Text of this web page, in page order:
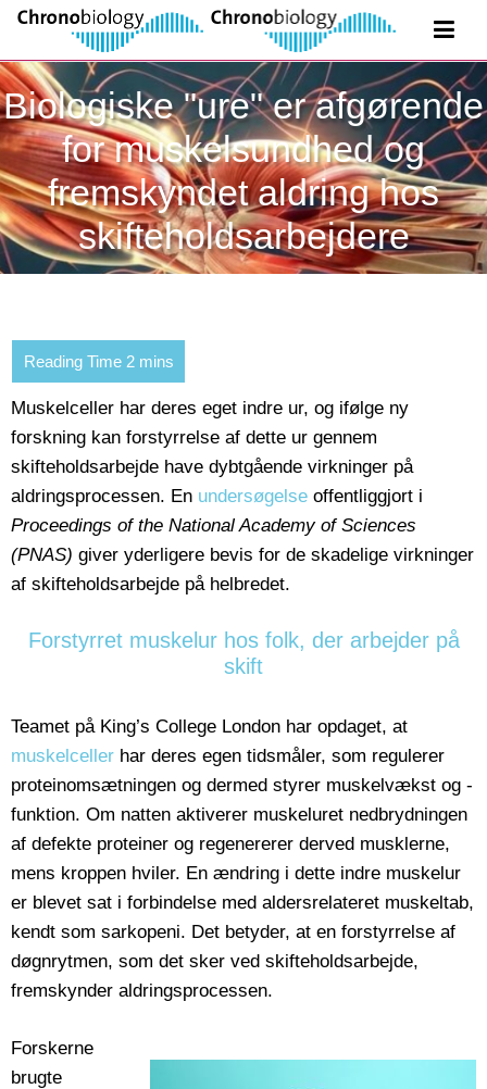
Biologiske "ure" er afgørende
for muskelsundhed og
fremskyndet aldring hos
skifteholdsarbejdere
Muskelceller har deres eget indre ur, og ifølge ny
forskning kan forstyrrelse af dette ur gennem
skifteholdsarbejde have dybtgående virkninger på
aldringsprocessen. En undersøgelse offentliggjort i
Proceedings of the National Academy of Sciences
(PNAS) giver yderligere bevis for de skadelige virkninger
af skifteholdsarbejde på helbredet.
Forstyrret muskelur hos folk, der arbejder på
skift
Teamet på King’s College London har opdaget, at
muskelceller har deres egen tidsmåler, som regulerer
proteinomsætningen og dermed styrer muskelvækst og -
funktion. Om natten aktiverer muskeluret nedbrydningen
af defekte proteiner og regenererer derved musklerne,
mens kroppen hviler. En ændring i dette indre muskelur
er blevet sat i forbindelse med aldersrelateret muskeltab,
kendt som sarkopeni. Det betyder, at en forstyrrelse af
døgnrytmen, som det sker ved skifteholdsarbejde,
fremskynder aldringsprocessen.
Forskerne
brugte